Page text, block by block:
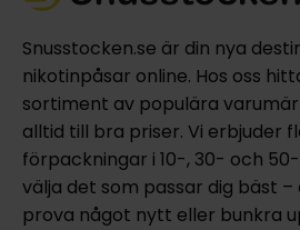
Snusstocken.se är din nya
nikotinpåsar online. Hos oss
sortiment av populära
alltid till bra priser. Vi erbjuder
förpackningar i 10-, 30- och
välja det som passar dig bäst
prova något nytt eller bunkra